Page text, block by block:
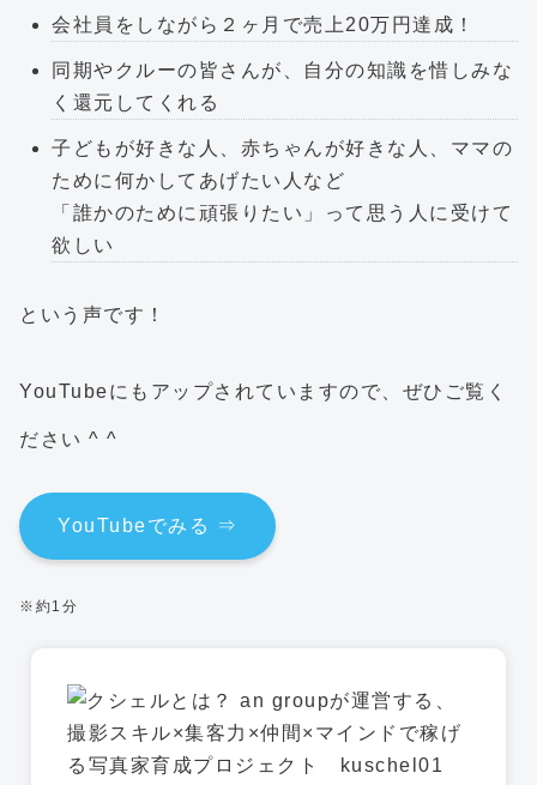
会社員をしながら２ヶ月で売上20万円達成！
同期やクルーの皆さんが、自分の知識を惜しみな
く還元してくれる
子どもが好きな人、赤ちゃんが好きな人、ママの
ために何かしてあげたい人など
「誰かのために頑張りたい」って思う人に受けて
欲しい
という声です！
YouTubeにもアップされていますので、ぜひご覧く
ださい ^ ^
YouTubeでみる ⇒
※約1分